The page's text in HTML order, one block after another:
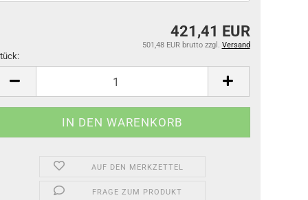
421,41 EUR
501,48 EUR bruttozzgl. Versand
AUF DEN MERKZETTEL
FRAGE ZUM PRODUKT